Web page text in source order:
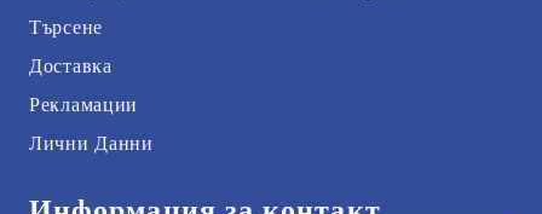
Търсене
Доставка
Рекламации
Лични Данни